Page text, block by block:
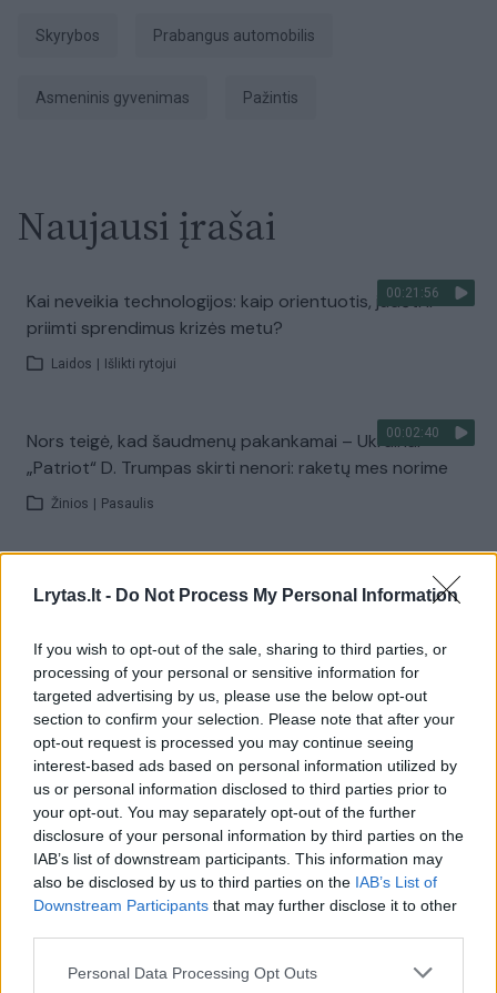
Lrytas.lt - Do Not Process My Personal Information
If you wish to opt-out of the sale, sharing to third parties, or
processing of your personal or sensitive information for
targeted advertising by us, please use the below opt-out
section to confirm your selection. Please note that after your
opt-out request is processed you may continue seeing
interest-based ads based on personal information utilized by
us or personal information disclosed to third parties prior to
your opt-out. You may separately opt-out of the further
disclosure of your personal information by third parties on the
IAB’s list of downstream participants. This information may
also be disclosed by us to third parties on the IAB’s List of
Downstream Participants that may further disclose it to other
Personal Data Processing Opt Outs
Skyrybos prabangus automobilis
asmeninis gyvenimas pažintis
Naujausi įrašai
00:21:56
Kai neveikia technologijos: kaip orientuotis, judėti ir
priimti sprendimus krizės metu?
Laidos Išlikti rytojui
00:02:40
Nors teigė, kad šaudmenų pakankamai – Ukrainai
„Patriot“ D. Trumpas skirti nenori: raketų mes norime
Žinios Pasaulis
00:03:52
priekabiavimas, patyčios ir užgaulūs įvardžiai
Žinios | Lietuvos diena
00:00:29
Tailandą sukrėtė protu nesuvokiamas išpuolis:
paauglys nušovė senelius, 3 mokytojus ir 3 moksleivius
Žinios | Pasaulis
Visi įrašai
Žiūrimiausi įrašai